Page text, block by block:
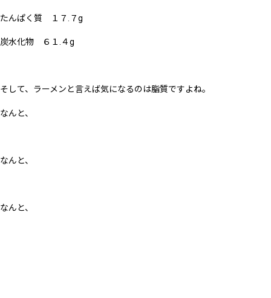
たんぱく質 １７.７g
炭水化物 ６１.４g
そして、ラーメンと言えば気になるのは脂質ですよね。
なんと、
なんと、
なんと、